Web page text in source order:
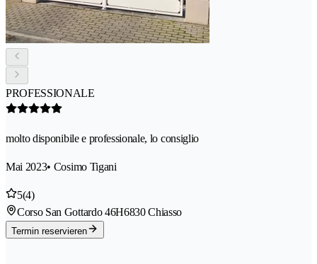
PROFESSIONALE
molto disponibile e professionale, lo consiglio
Mai 2023• Cosimo Tigani
5(4)
Corso San Gottardo 46H6830 Chiasso
Termin reservieren